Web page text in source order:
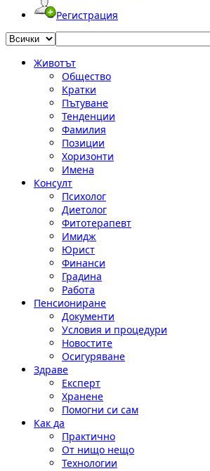
Регистрация
Животът
Общество
Кратки
Пътуване
Тенденции
Фамилия
Позиции
Хоризонти
Имена
Консулт
Психолог
Диетолог
Фитотерапевт
Имидж
Юрист
Финанси
Градина
Работа
Пенсиониране
Документи
Условия и процедури
Новостите
Осигуряване
Здраве
Експерт
Хранене
Помогни си сам
Как да
Практично
От нищо нещо
Технологии